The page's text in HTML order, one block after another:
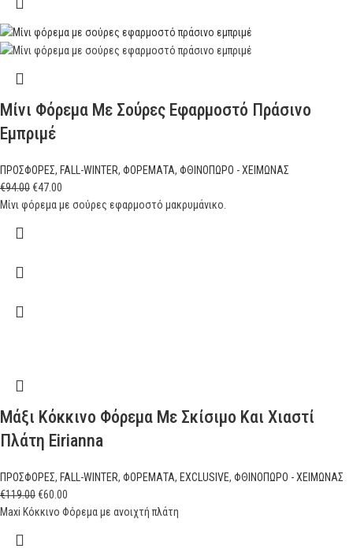
Μίνι Φόρεμα Με Σούρες Εφαρμοστό Πράσινο
Εμπριμέ
ΠΡΟΣΦΟΡΕΣ, FALL-WINTER, ΦΟΡΕΜΑΤΑ, ΦΘΙΝΟΠΩΡΟ - ΧΕΙΜΩΝΑΣ
€94.00€47.00
Μίνι φόρεμα με σούρες εφαρμοστό μακρυμάνικο.
Μάξι Κόκκινο Φόρεμα Με Σκίσιμο Και Χιαστί
Πλάτη Eirianna
ΠΡΟΣΦΟΡΕΣ, FALL-WINTER, ΦΟΡΕΜΑΤΑ, EXCLUSIVE, ΦΘΙΝΟΠΩΡΟ - ΧΕΙΜΩΝΑΣ
€119.00€60.00
Maxi Κόκκινο Φόρεμα με ανοιχτή πλάτη